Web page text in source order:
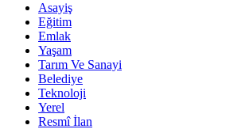
Asayiş
Eğitim
Emlak
Yaşam
Tarım Ve Sanayi
Belediye
Teknoloji
Yerel
Resmî İlan